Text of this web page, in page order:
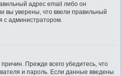
адрес email либо он
вы уверены, что ввели правильный
с администратором.
Прежде всего убедитесь, что
и пароль. Если данные введены